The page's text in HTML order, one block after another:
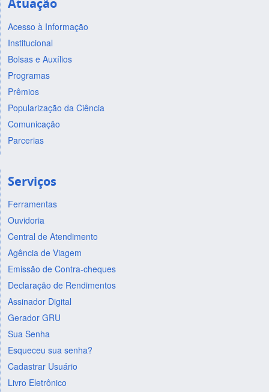
Acesso à Informação
Institucional
Bolsas e Auxílios
Programas
Prêmios
Popularização da Ciência
Comunicação
Parcerias
Serviços
Ferramentas
Ouvidoria
Central de Atendimento
Agência de Viagem
Emissão de Contra-cheques
Declaração de Rendimentos
Assinador Digital
Gerador GRU
Sua Senha
Esqueceu sua senha?
Cadastrar Usuário
Livro Eletrônico